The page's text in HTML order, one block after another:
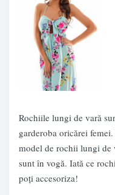
Rochiile lungi de vară
garderoba oricărei
model de rochii lungi de
sunt în vogă. Iată ce
poți accesoriza!